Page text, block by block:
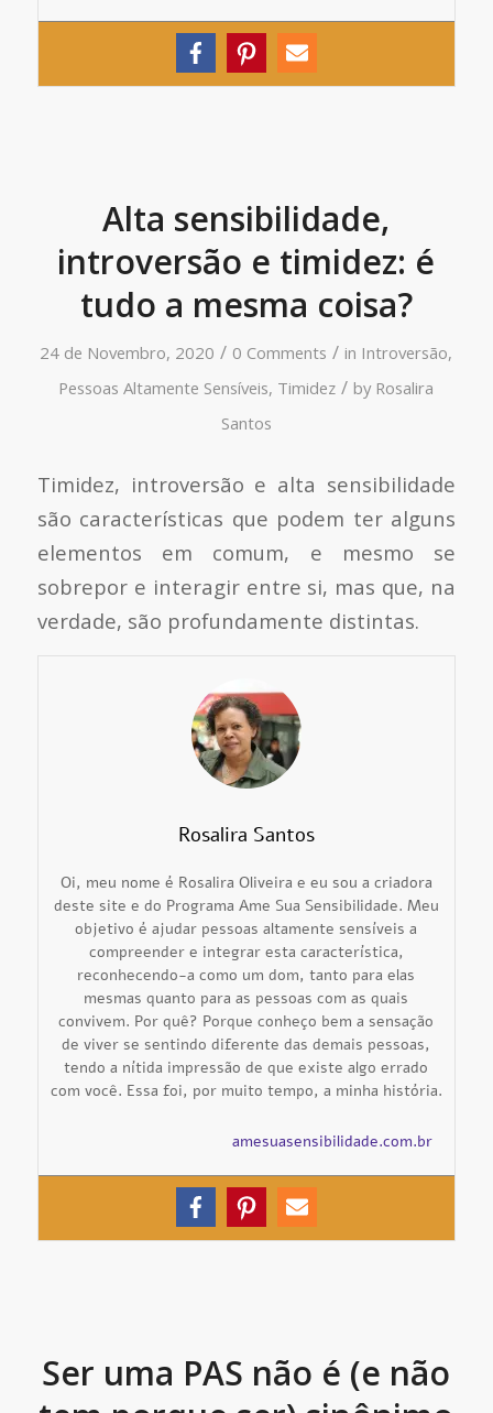
Alta sensibilidade,
introversão e timidez: é
tudo a mesma coisa?
24 de Novembro, 2020 / 0 Comments / in Introversão,
Pessoas Altamente Sensíveis, Timidez / by Rosalira
Santos
Timidez, introversão e alta sensibilidade
são características que podem ter alguns
elementos em comum, e mesmo se
sobrepor e interagir entre si, mas que, na
verdade, são profundamente distintas.
Rosalira Santos
Oi, meu nome é Rosalira Oliveira e eu sou a criadora
deste site e do Programa Ame Sua Sensibilidade. Meu
objetivo é ajudar pessoas altamente sensíveis a
compreender e integrar esta característica,
reconhecendo-a como um dom, tanto para elas
mesmas quanto para as pessoas com as quais
convivem. Por quê? Porque conheço bem a sensação
de viver se sentindo diferente das demais pessoas,
tendo a nítida impressão de que existe algo errado
com você. Essa foi, por muito tempo, a minha história.
amesuasensibilidade.com.br
Ser uma PAS não é (e não